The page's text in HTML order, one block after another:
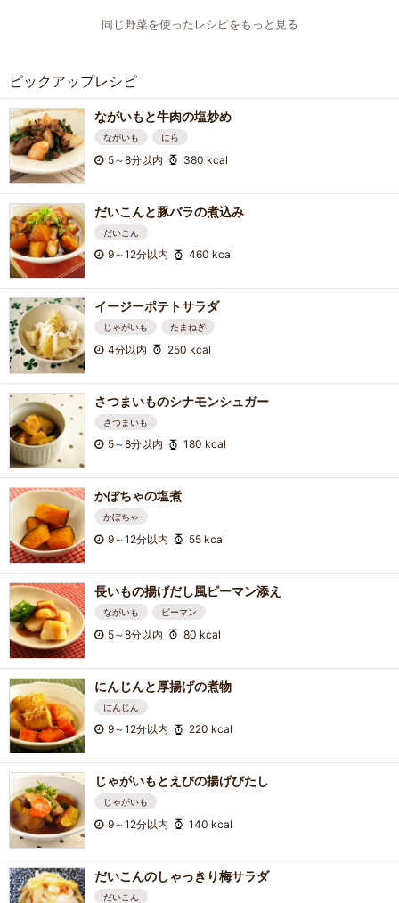
同じ野菜を使ったレシピをもっと見る
ピックアップレシピ
ながいもと牛肉の塩炒め
ながいも にら
5～8分以内 380 kcal
だいこんと豚バラの煮込み
だいこん
9～12分以内 460 kcal
イージーポテトサラダ
じゃがいも たまねぎ
4分以内 250 kcal
さつまいものシナモンシュガー
さつまいも
5～8分以内 180 kcal
かぼちゃの塩煮
かぼちゃ
9～12分以内 55 kcal
長いもの揚げだし風ピーマン添え
ながいも ピーマン
5～8分以内 80 kcal
にんじんと厚揚げの煮物
にんじん
9～12分以内 220 kcal
じゃがいもとえびの揚げびたし
じゃがいも
9～12分以内 140 kcal
だいこんのしゃっきり梅サラダ
だいこん